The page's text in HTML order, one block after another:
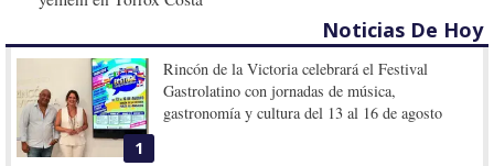
Noticias De Hoy
1
Rincón de la Victoria celebrará el Festival
Gastrolatino con jornadas de música,
gastronomía y cultura del 13 al 16 de agosto